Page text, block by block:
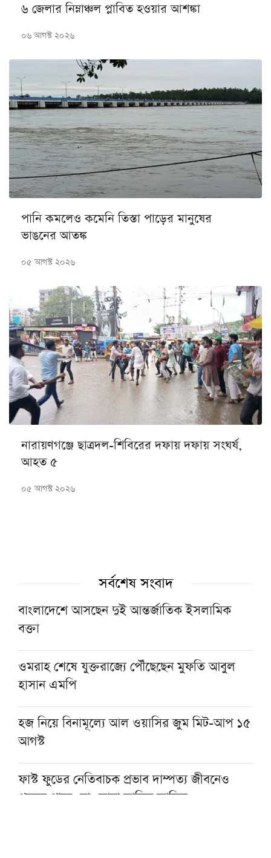
৬ জেলার নিম্নাঞ্চল প্লাবিত হওয়ার আশঙ্কা
০৬ আগস্ট ২০২৬
পানি কমলেও কমেনি তিস্তা পাড়ের মানুষের
ভাঙনের আতঙ্ক
০৫ আগস্ট ২০২৬
নারায়ণগঞ্জে ছাত্রদল-শিবিরের দফায় দফায় সংঘর্ষ,
আহত ৫
০৫ আগস্ট ২০২৬
সর্বশেষ সংবাদ
বাংলাদেশে আসছেন দুই আন্তর্জাতিক ইসলামিক
বক্তা
ওমরাহ শেষে যুক্তরাজ্যে পৌঁছেছেন মুফতি আবুল
হাসান এমপি
হজ নিয়ে বিনামূল্যে আল ওয়াসির জুম মিট-আপ ১৫
আগস্ট
ফাস্ট ফুডের নেতিবাচক প্রভাব দাম্পত্য জীবনেও
পড়তে পারে: মাওলানা তারিক জামিল